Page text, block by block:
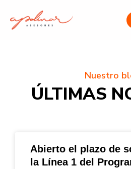
contenido
Nuestro
ÚLTIMAS
Abierto el plazo de
la Línea 1 del